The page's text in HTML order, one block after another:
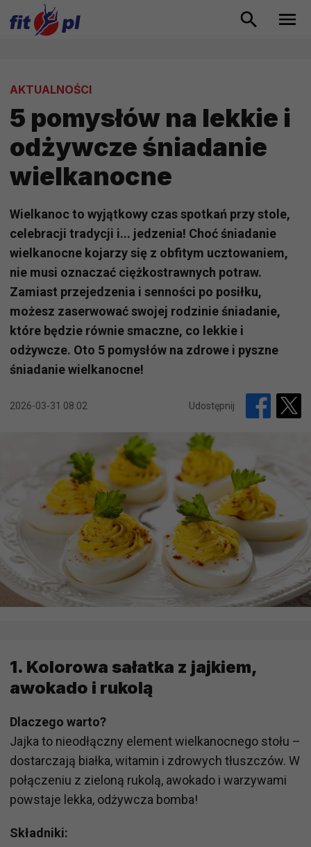
AKTUALNOŚCI
5 pomysłów na lekkie i
odżywcze śniadanie
wielkanocne
Wielkanoc to wyjątkowy czas spotkań przy stole,
celebracji tradycji i... jedzenia! Choć śniadanie
wielkanocne kojarzy się z obfitym ucztowaniem,
nie musi oznaczać ciężkostrawnych potraw.
Zamiast przejedzenia i senności po posiłku,
możesz zaserwować swojej rodzinie śniadanie,
które będzie równie smaczne, co lekkie i
odżywcze. Oto 5 pomysłów na zdrowe i pyszne
śniadanie wielkanocne!
2026-03-31 08:02 Udostępnij
1. Kolorowa sałatka z jajkiem,
awokado i rukolą
Dlaczego warto?
Jajka to nieodłączny element wielkanocnego stołu –
dostarczają białka, witamin i zdrowych tłuszczów. W
połączeniu z zieloną rukolą, awokado i warzywami
powstaje lekka, odżywcza bomba!
Składniki: